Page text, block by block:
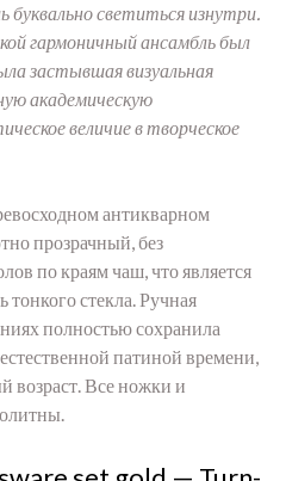
буквально светиться изнутри.
гармоничный ансамбль был
застывшая визуальная
академическую
величие в творческое
антикварном
прозрачный, без
по краям чаш, что является
тонкого стекла. Ручная
полностью сохранила
патиной времени,
Все ножки и